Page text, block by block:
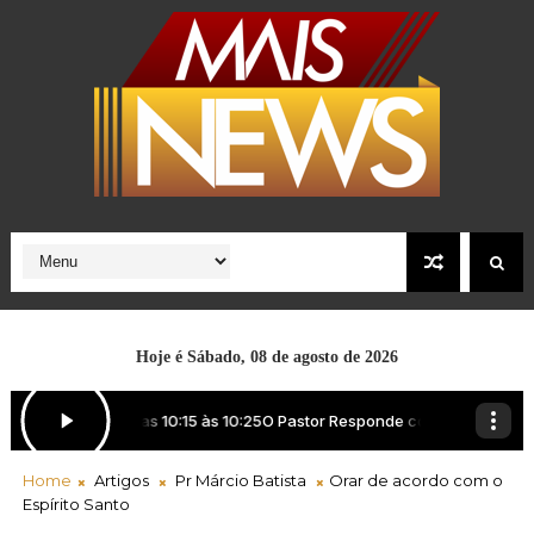
Hoje é Sábado, 08 de agosto de 2026
Home Artigos Pr Márcio Batista
Orar de acordo com o
Espírito Santo